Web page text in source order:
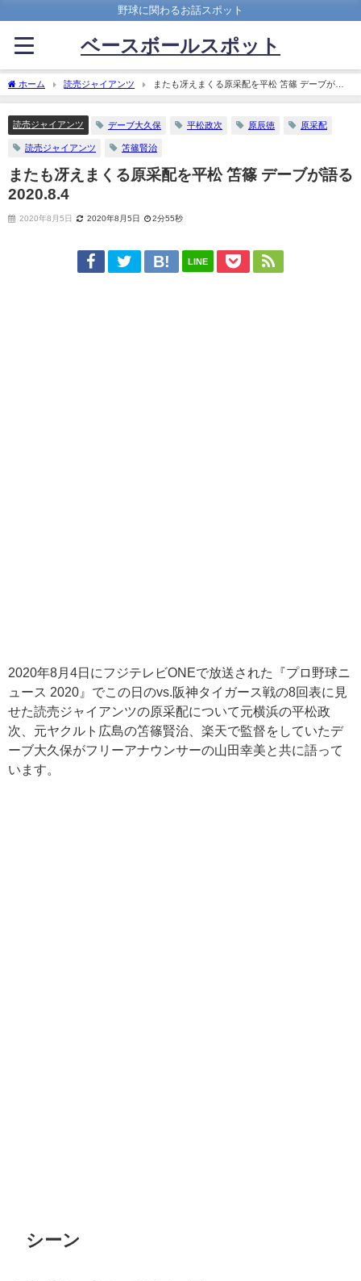
野球に関わるお話スポット
ベースボールスポット
ホーム 読売ジャイアンツ
またも冴えまくる原采配を平松 笘篠 デーブが語
る 2020.8.4
読売ジャイアンツ デーブ大久保 平松政次 原辰徳 原采配
読売ジャイアンツ 笘篠賢治
またも冴えまくる原采配を平松 笘篠 デーブが語る
2020.8.4
2020年8月5日 2020年8月5日 2分55秒
LINE
2020年8 月 4日にフジテレビONEで放送された『プロ野球ニ
ュース 2020 』でこの日のvs. 阪神タイガース戦の8回表に見
せた読売ジャイアンツの原采配について元横浜の平松政
次、元ヤクルト広島の笘篠賢治、楽天で監督をしていたデ
ーブ大久保がフリーアナウンサーの山田幸美と共に語って
います。
シーン